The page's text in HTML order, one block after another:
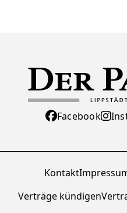
Facebook
Kontakt
Verträge kündigen